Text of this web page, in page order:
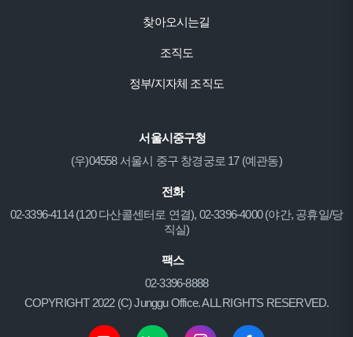
찾아오시는길
조직도
정부/지자체 조직도
서울시중구청
(우)04558 서울시 중구 창경궁로 17 (예관동)
전화
02-3396-4114 (120 다산콜센터로 연결), 02-3396-4000 (야간, 공휴일/당
직실)
팩스
02-3396-8888
COPYRIGHT 2022 (C) Junggu Office. ALL RIGHTS RESERVED.